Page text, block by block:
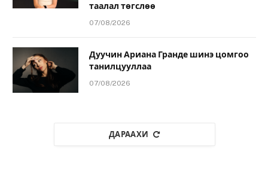
таалал төгслөө
07/08/2026
Дуучин Ариана Гранде шинэ цомгоо
танилцууллаа
07/08/2026
ДАРААХИ